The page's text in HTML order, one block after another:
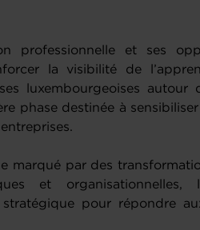
professionnelle et ses
la visibilité de
luxembourgeoises autour
phase destinée à
marqué par des
et organisationnelles,
pour répondre